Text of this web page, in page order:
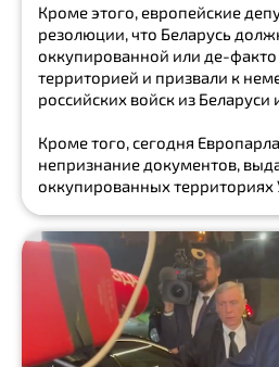
конфликт
Пентагон
победа
чрезвычайная
ситуация
безопасность
оборона
Илон
Кроме этого, европейские
резолюции, что Беларусь
оккупированной или де-
территорией и призвали к
российских войск из Беларуси
Кроме того, сегодня
непризнание документов,
оккупированных территориях